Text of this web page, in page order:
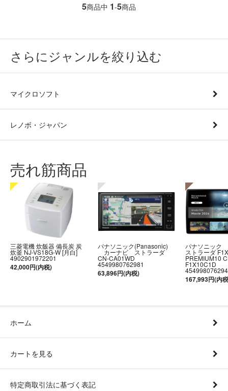
5商品中 1-5商品
さらにジャンルを絞り込む
マイクロソフト
レノボ・ジャパン
売れ筋商品
三菱電機 炊飯器 備長炭 炭
炊釜 NJ-VS18G-W [月白]
4902901972201
42,000円(内税)
パナソニック(Panasonic)
カーナビ ストラーダ
CN-CA01WD
4549980762981
63,896円(内税)
パナソニッ
ストラーダ F1X
PREMIUM10
F1X10C1D
167,993円(内
ホーム
カートを見る
特定商取引法に基づく表記